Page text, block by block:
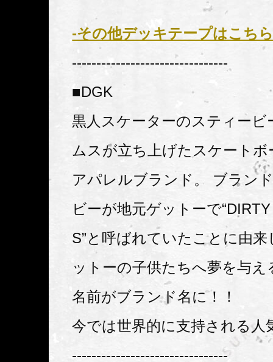
-その他デッキテープはこち
--------------------------------
■DGK
黒人スケーターのスティービ
ムスが立ち上げたスケート
アパレルブランド。 ブラン
ビーが地元ゲットーで
S”と呼ばれていたことに由
ットーの子供たちへ夢を与
名前がブランド名に！！
今では世界的に支持される人
--------------------------------